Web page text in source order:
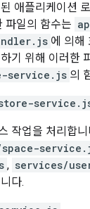
애플리케이션
파일의 함수는
에 의해
기 위해 이러한
service.js 의
작업을 처리합
, services/
다.